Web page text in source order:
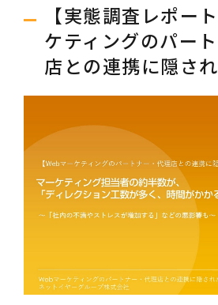
Seminar
Recruit
【実態調査レポー
ケティングのパー
店との連携に隠さ